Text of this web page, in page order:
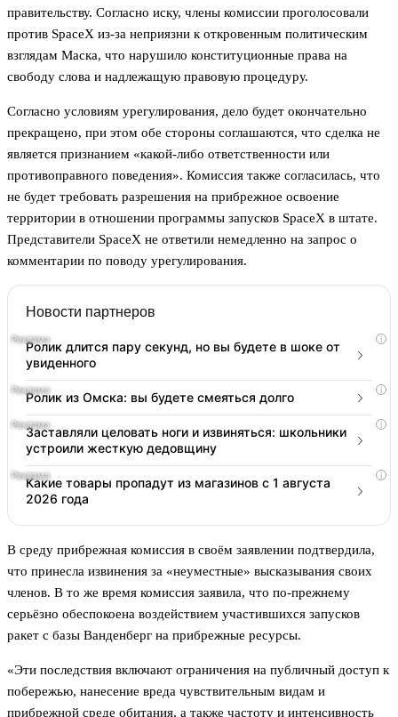
правительству. Согласно иску, члены комиссии проголосовали
против SpaceX из-за неприязни к откровенным политическим
взглядам Маска, что нарушило конституционные права на
свободу слова и надлежащую правовую процедуру.
Согласно условиям урегулирования, дело будет окончательно
прекращено, при этом обе стороны соглашаются, что сделка не
является признанием «какой-либо ответственности или
противоправного поведения». Комиссия также согласилась, что
не будет требовать разрешения на прибрежное освоение
территории в отношении программы запусков SpaceX в штате.
Представители SpaceX не ответили немедленно на запрос о
комментарии по поводу урегулирования.
Новости партнеров
i
Ролик длится пару секунд, но вы будете в шоке от
увиденного
i
Ролик из Омска: вы будете смеяться долго
i
Заставляли целовать ноги и извиняться: школьники
устроили жесткую дедовщину
i
Какие товары пропадут из магазинов с 1 августа
2026 года
В среду прибрежная комиссия в своём заявлении подтвердила,
что принесла извинения за «неуместные» высказывания своих
членов. В то же время комиссия заявила, что по-прежнему
серьёзно обеспокоена воздействием участившихся запусков
ракет с базы Ванденберг на прибрежные ресурсы.
«Эти последствия включают ограничения на публичный доступ к
побережью, нанесение вреда чувствительным видам и
прибрежной среде обитания, а также частоту и интенсивность